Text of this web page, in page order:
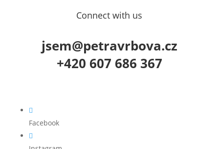
Connect with us
jsem@petravrbova.cz
+420 607 686 367

Facebook
